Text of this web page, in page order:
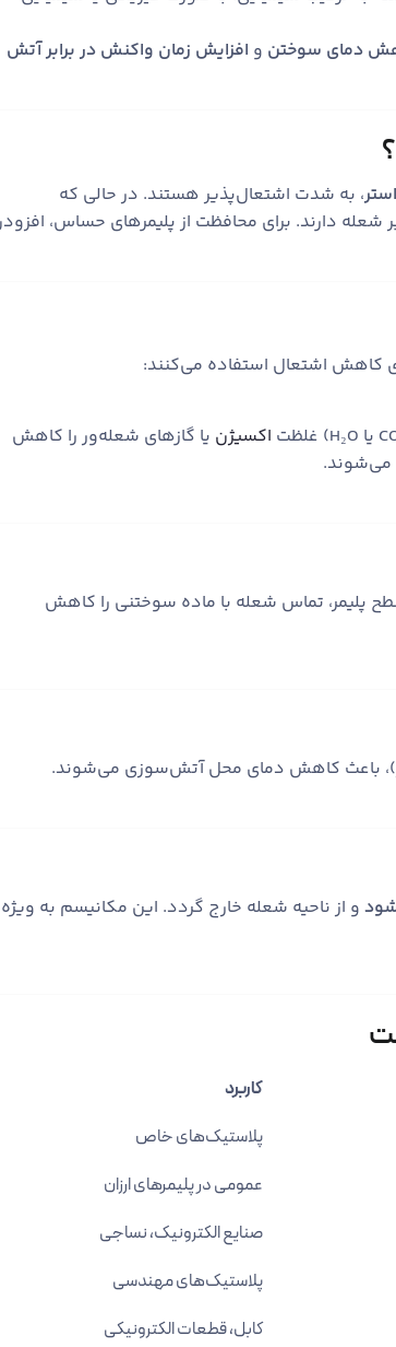
دمای سوختن و افزایش زمان واکنش در برابر آتش
، به شدت اشتعال‌پذیر هستند. در حالی که
شعله دارند. برای محافظت از پلیمرهای حساس،
کاهش اشتعال استفاده می‌کنند:
اکسیژن یا گازهای شعله‌ور را کاهش
پلیمر، تماس شعله با ماده سوختنی را کاهش
باعث کاهش دمای محل آتش‌سوزی می‌شوند.
و از ناحیه شعله خارج گردد. این مکانیسم به ویژه
کاربرد
پلاستیک‌های خاص
عمومی در پلیمرهای ارزان
صنایع الکترونیک، نساجی
پلاستیک‌های مهندسی
کابل، قطعات الکترونیکی